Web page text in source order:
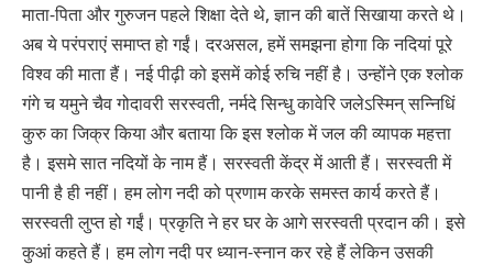
माता-पिता और गुरुजन पहले शिक्षा देते थे, ज्ञान की बातें सिखाया करते थे।
अब ये परंपराएं समाप्त हो गईं। दरअसल, हमें समझना होगा कि नदियां पूरे
विश्व की माता हैं। नई पीढ़ी को इसमें कोई रुचि नहीं है। उन्होंने एक श्लोक
गंगे च यमुने चैव गोदावरी सरस्वती, नर्मदे सिन्धु कावेरि जलेऽस्मिन् सन्निधिं
कुरु का जिक्र किया और बताया कि इस श्लोक में जल की व्यापक महत्ता
है। इसमे सात नदियों के नाम हैं। सरस्वती केंद्र में आती हैं। सरस्वती में
पानी है ही नहीं। हम लोग नदी को प्रणाम करके समस्त कार्य करते हैं।
सरस्वती लुप्त हो गईं। प्रकृति ने हर घर के आगे सरस्वती प्रदान की। इसे
कुआं कहते हैं। हम लोग नदी पर ध्यान-स्नान कर रहे हैं लेकिन उसकी